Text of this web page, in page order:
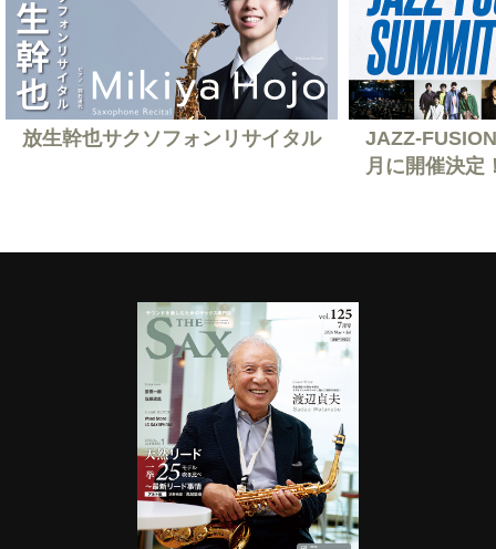
放生幹也サクソフォンリサイタル
JAZZ-
月に開催決定